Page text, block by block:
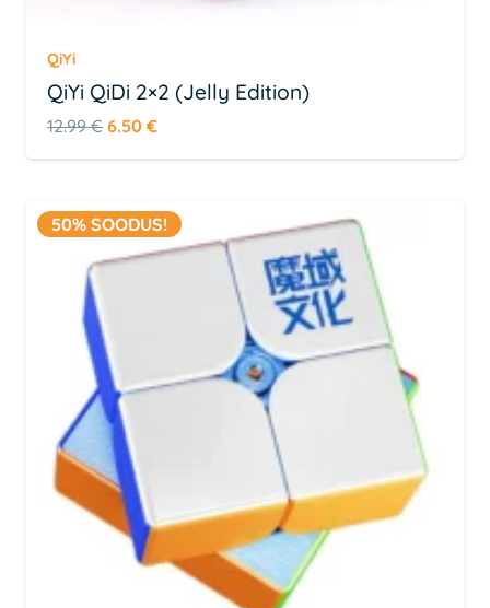
QiYi
QiYi QiDi 2×2 (Jelly Edition)
12.99€ Algne
hind
12.99 €.
6.50€Praegune
hind
6.50 €.
50% SOODUS!